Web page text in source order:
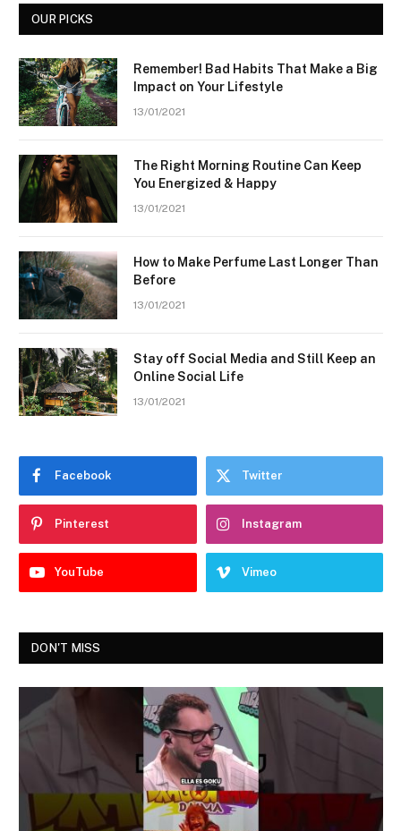
OUR PICKS
Remember! Bad Habits That Make a Big
Impact on Your Lifestyle
13/01/2021
The Right Morning Routine Can Keep
You Energized & Happy
13/01/2021
How to Make Perfume Last Longer Than
Before
13/01/2021
Stay off Social Media and Still Keep an
Online Social Life
13/01/2021
Facebook Twitter
Pinterest Instagram
YouTube Vimeo
DON'T MISS